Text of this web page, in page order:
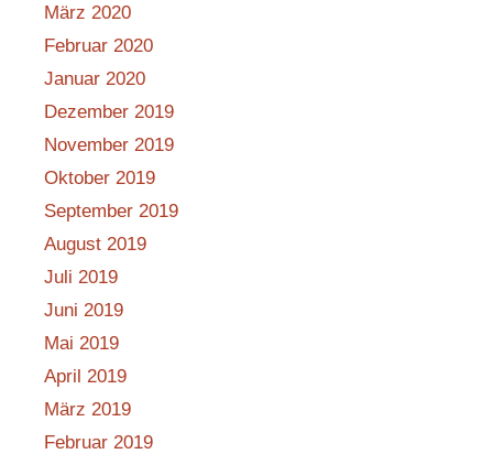
März 2020
Februar 2020
Januar 2020
Dezember 2019
November 2019
Oktober 2019
September 2019
August 2019
Juli 2019
Juni 2019
Mai 2019
April 2019
März 2019
Februar 2019